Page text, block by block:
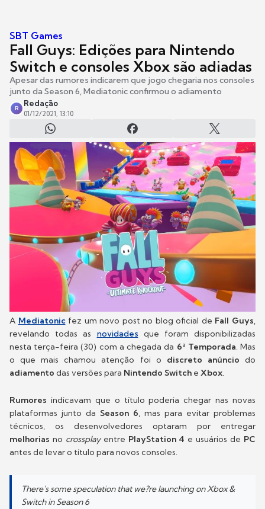
SBT Games
Fall Guys: Edições para Nintendo
Switch e consoles Xbox são adiadas
Apesar das rumores indicarem que jogo chegaria nos consoles
junto da Season 6, Mediatonic confirmou o adiamento
R
Redação
01/12/2021, 13:10
A Mediatonicfez um novo post no blog oficial de Fall Guys,
revelando todas as novidades que foram disponibilizadas
nesta terça-feira (30) com a chegada da 6ª Temporada. Mas
o que mais chamou atenção foi o discreto anúnciodo
adiamento das versões para Nintendo Switch e Xbox.
Rumores indicavam que o título poderia chegar nas novas
plataformas junto da Season 6, mas para evitar problemas
técnicos, os desenvolvedores optaram por entregar
melhorias no crossplay entre PlayStation 4 e usuários de PC
antes de levar o título para novos consoles.
There's some speculation that we?re launching on Xbox &
Switch in Season 6